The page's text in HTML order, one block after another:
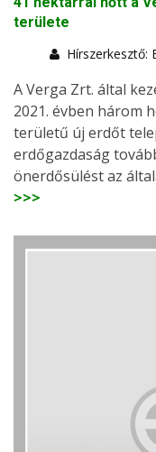
területe
Hírszerkesztő:
A Verga Zrt. által
2021. évben három
területű új erdőt
erdőgazdaság
önerdősülést az
>>>